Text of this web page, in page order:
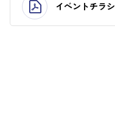
イベントチラシ